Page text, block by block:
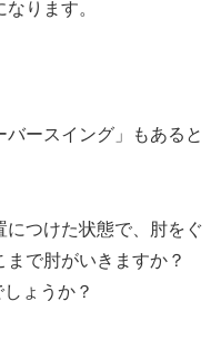
ります。
ースイング」
もあると
つけた状態で、肘をぐ
で肘がいきますか？
ょうか？